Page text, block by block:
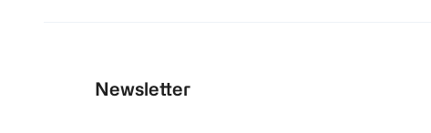
Newsletter